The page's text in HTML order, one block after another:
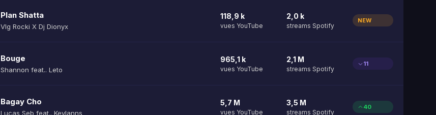
Plan Shatta
Vlg Rocki X Dj Dionyx
118,9 k
vues YouTube
2,0 k
streams Spotify
NEW
Bouge
Shannon feat.. Leto
965,1 k
vues YouTube
2,1 M
streams Spotify
11
Bagay Cho
Lucas Seb feat.. Keylanns
5,7 M
vues YouTube
3,5 M
streams Spotify
40